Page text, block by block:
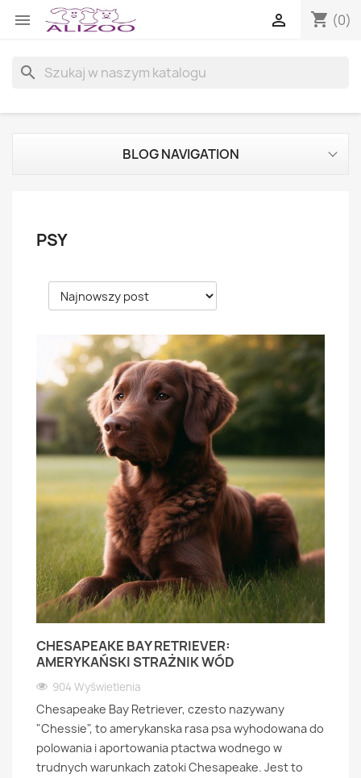
 shopping_cart (0)

search
BLOG NAVIGATION
PSY
CHESAPEAKE BAY RETRIEVER:
AMERYKAŃSKI STRAŻNIK WÓD
904 Wyświetlenia
Chesapeake Bay Retriever, czesto nazywany
"Chessie", to amerykanska rasa psa wyhodowana do
polowania i aportowania ptactwa wodnego w
trudnych warunkach zatoki Chesapeake. Jest to